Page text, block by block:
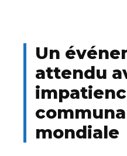
Un
attendu
mondiale